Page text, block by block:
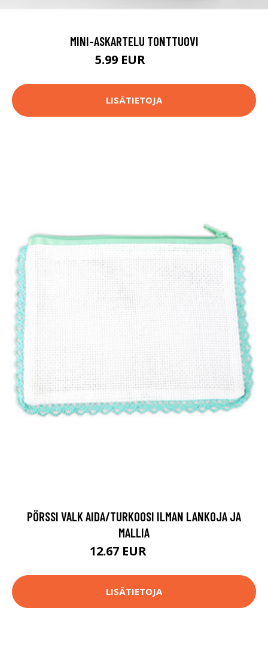
MINI-ASKARTELU TONTTUOVI
5.99 EUR
LISÄTIETOJA
PÖRSSI VALK AIDA/TURKOOSI ILMAN LANKOJA JA
MALLIA
12.67 EUR
LISÄTIETOJA